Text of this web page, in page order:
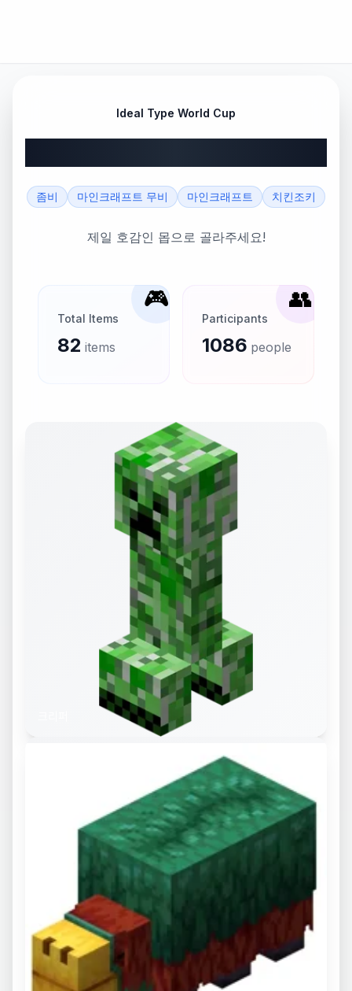
Ideal Type World Cup
좀비 마인크래프트 무비 마인크래프트 치킨조키
제일 호감인 몹으로 골라주세요!
🎮
Total Items
82 items
👥
Participants
1086 people